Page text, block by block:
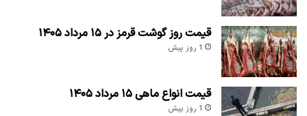
قیمت روز گوشت قرمز در ۱۵ مرداد ۱۴۰۵
1 روز پیش
قیمت انواع ماهی ۱۵ مرداد ۱۴۰۵
1 روز پیش